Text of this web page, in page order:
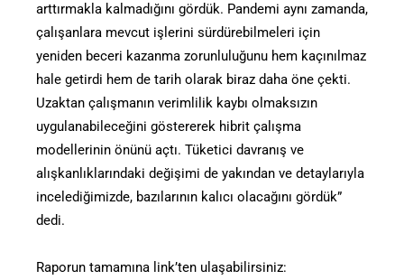
arttırmakla kalmadığını gördük. Pandemi aynı zamanda,
çalışanlara mevcut işlerini sürdürebilmeleri için
yeniden beceri kazanma zorunluluğunu hem kaçınılmaz
hale getirdi hem de tarih olarak biraz daha öne çekti.
Uzaktan çalışmanın verimlilik kaybı olmaksızın
uygulanabileceğini göstererek hibrit çalışma
modellerinin önünü açtı. Tüketici davranış ve
alışkanlıklarındaki değişimi de yakından ve detaylarıyla
incelediğimizde, bazılarının kalıcı olacağını gördük”
dedi.
Raporun tamamına link’ten ulaşabilirsiniz: